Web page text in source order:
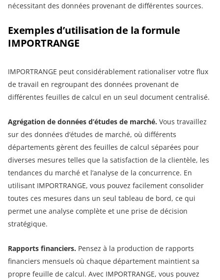
nécessitant des données provenant de différentes sources.
Exemples d’utilisation de la formule
IMPORTRANGE
IMPORTRANGE peut considérablement rationaliser votre flux
de travail en regroupant des données provenant de
différentes feuilles de calcul en un seul document centralisé.
Agrégation de données d’études de marché. Vous travaillez
sur des données d’études de marché, où différents
départements gèrent des feuilles de calcul séparées pour
diverses mesures telles que la satisfaction de la clientèle, les
tendances du marché et l’analyse de la concurrence. En
utilisant IMPORTRANGE, vous pouvez facilement consolider
toutes ces mesures dans un seul tableau de bord, ce qui
permet une analyse complète et une prise de décision
stratégique.
Rapports financiers. Pensez à la production de rapports
financiers mensuels où chaque département maintient sa
propre feuille de calcul. Avec IMPORTRANGE, vous pouvez